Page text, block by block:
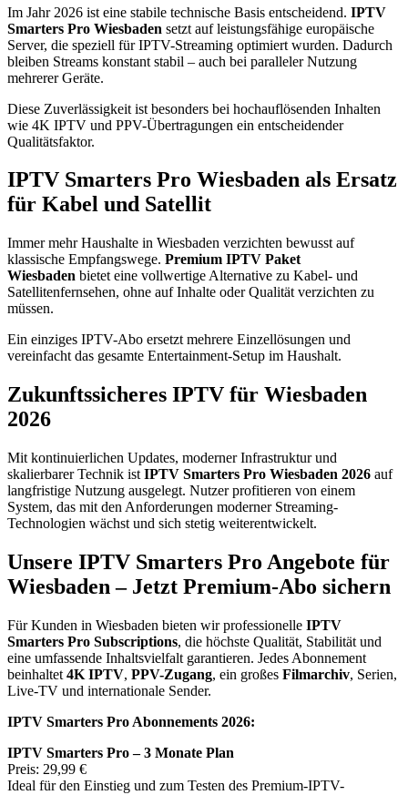
Im Jahr 2026 ist eine stabile technische Basis entscheidend. IPTV
Smarters Pro Wiesbaden setzt auf leistungsfähige europäische
Server, die speziell für IPTV-Streaming optimiert wurden. Dadurch
bleiben Streams konstant stabil – auch bei paralleler Nutzung
mehrerer Geräte.
Diese Zuverlässigkeit ist besonders bei hochauflösenden Inhalten
wie 4K IPTV und PPV-Übertragungen ein entscheidender
Qualitätsfaktor.
IPTV Smarters Pro Wiesbaden als Ersatz
für Kabel und Satellit
Immer mehr Haushalte in Wiesbaden verzichten bewusst auf
klassische Empfangswege. Premium IPTV Paket
Wiesbaden bietet eine vollwertige Alternative zu Kabel- und
Satellitenfernsehen, ohne auf Inhalte oder Qualität verzichten zu
müssen.
Ein einziges IPTV-Abo ersetzt mehrere Einzellösungen und
vereinfacht das gesamte Entertainment-Setup im Haushalt.
Zukunftssicheres IPTV für Wiesbaden
2026
Mit kontinuierlichen Updates, moderner Infrastruktur und
skalierbarer Technik ist IPTV Smarters Pro Wiesbaden 2026 auf
langfristige Nutzung ausgelegt. Nutzer profitieren von einem
System, das mit den Anforderungen moderner Streaming-
Technologien wächst und sich stetig weiterentwickelt.
Unsere IPTV Smarters Pro Angebote für
Wiesbaden – Jetzt Premium-Abo sichern
Für Kunden in Wiesbaden bieten wir professionelle IPTV
Smarters Pro Subscriptions, die höchste Qualität, Stabilität und
eine umfassende Inhaltsvielfalt garantieren. Jedes Abonnement
beinhaltet 4K IPTV, PPV-Zugang, ein großes Filmarchiv, Serien,
Live-TV und internationale Sender.
IPTV Smarters Pro Abonnements 2026:
IPTV Smarters Pro – 3 Monate Plan
Preis: 29,99 €
Ideal für den Einstieg und zum Testen des Premium-IPTV-